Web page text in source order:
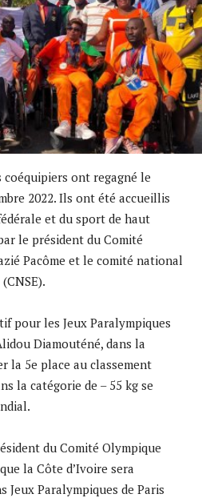
ont regagné le
2022. Ils ont été accueillis
et du sport de haut
le président du Comité
Pacôme et le comité national
pour les Jeux Paralympiques
Diamouténé, dans la
la 5e place au classement
la catégorie de – 55 kg se
du Comité Olympique
la Côte d’Ivoire sera
Jeux Paralympiques de Paris